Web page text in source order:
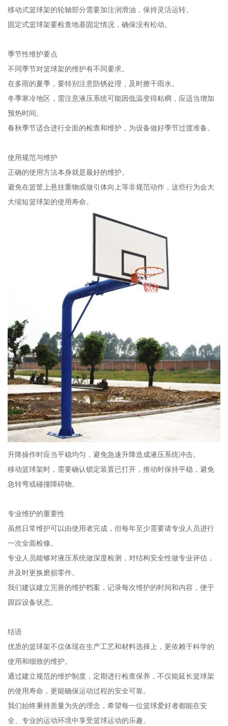
移动式篮球架的轮轴部分需要加注润滑油，保持灵活运转。
固定式篮球架要检查地基固定情况，确保没有松动。
季节性维护要点
不同季节对篮球架的维护有不同要求。
在多雨的夏季，要特别注意防锈处理，及时擦干雨水。
冬季寒冷地区，需注意液压系统可能因低温变得粘稠，应适当增加
预热时间。
春秋季节适合进行全面的检查和维护，为设备做好季节过渡准备。
使用规范与维护
正确的使用方法本身就是最好的维护。
避免在篮筐上悬挂重物或做引体向上等非规范动作，这些行为会大
大缩短篮球架的使用寿命。
升降操作时应当平稳均匀，避免急速升降造成液压系统冲击。
移动篮球架时，需要确认锁定装置已打开，推动时保持平稳，避免
急转弯或碰撞障碍物。
专业维护的重要性
虽然日常维护可以由使用者完成，但每年至少需要请专业人员进行
一次全面检修。
专业人员能够对液压系统做深度检测，对结构安全性做专业评估，
并及时更换磨损零件。
我们建议建立完善的维护档案，记录每次维护的时间和内容，便于
跟踪设备状态。
结语
优质的篮球架不仅体现在生产工艺和材料选择上，更依赖于科学的
使用和细致的维护。
通过建立规范的维护制度，定期进行检查保养，不仅能延长篮球架
的使用寿命，更能确保运动过程的安全可靠。
我们始终秉持质量为先的理念，希望每一位篮球爱好者都能在安
全、专业的运动环境中享受篮球运动的乐趣。